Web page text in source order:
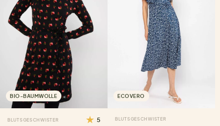
BIO-BAUMWOLLE
BLUTSGESCHWISTER 5
ECOVERO
BLUTSGESCHWISTER